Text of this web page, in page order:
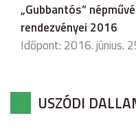
„Gubbantós”
rendezvényei 2016
Időpont: 2016. június.
USZÓDI